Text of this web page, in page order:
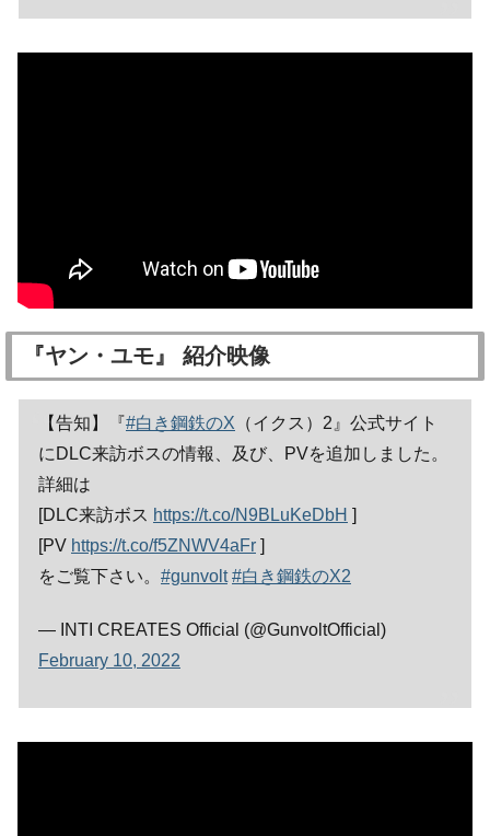
『ヤン・ユモ』 紹介映像
【告知】『#白き鋼鉄のX （イクス）2』公式サイト
にDLC来訪ボスの情報、及び、PVを追加しました。
詳細は
[DLC来訪ボス https://t.co/N9BLuKeDbH ]
[PV https://t.co/f5ZNWV4aFr ]
をご覧下さい。 #gunvolt #白き鋼鉄のX2
— INTI CREATES Official (@GunvoltOfficial)
February 10, 2022